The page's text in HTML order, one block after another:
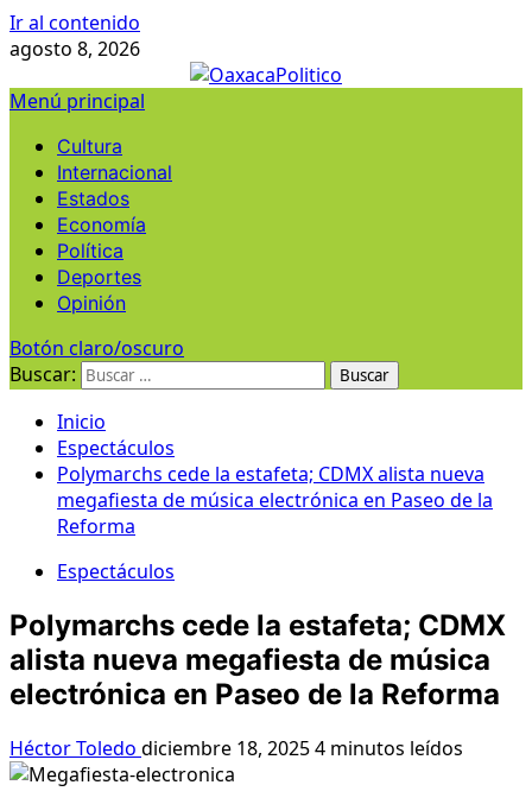
Ir al contenido
agosto 8, 2026
Menú principal
Cultura
Internacional
Estados
Economía
Política
Deportes
Opinión
Botón claro/oscuro
Buscar:
Inicio
Espectáculos
Polymarchs cede la estafeta; CDMX alista nueva
megafiesta de música electrónica en Paseo de la
Reforma
Espectáculos
Polymarchs cede la estafeta; CDMX
alista nueva megafiesta de música
electrónica en Paseo de la Reforma
Héctor Toledo diciembre 18, 20254 minutos leídos